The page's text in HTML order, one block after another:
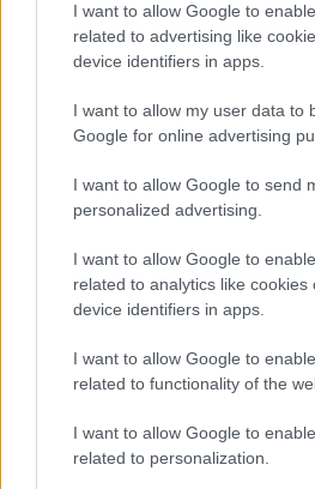
I want to allow Google to
related to advertising like
device identifiers in apps.
I want to allow my user data to
Google for online advertising
I want to allow Google to send
personalized advertising.
I want to allow Google to
related to analytics like cookies
device identifiers in apps.
I want to allow Google to
related to functionality of the
I want to allow Google to
related to personalization.
„Minden adat azt mutatja, hogy a
gyorsabban emelkedik. A tenger az
kimossa a talajt és az
műemlékvédelmi
szakértője.
A francia kormány
tett, hogy mindent
négyzetméter területű
amelynek 80
van. A helyszín
már a felfedezése óta
végül 2016-ban döntött